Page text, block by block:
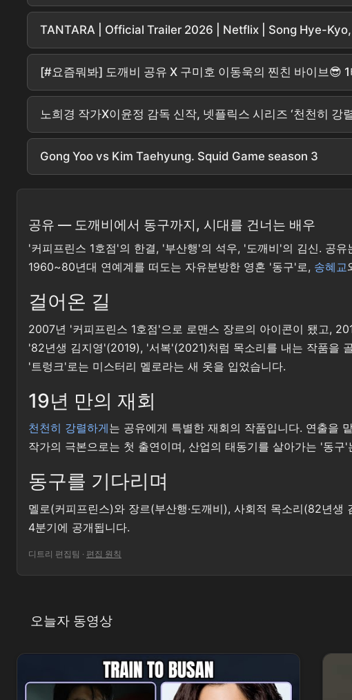
TANTARA | Official Trailer 2026 | Netflix | Song Hye-
[#요즘뭐봐] 도깨비 공유 X 구미호 이동욱의 찐친 바이브😎
노희경 작가X이윤정 감독 신작, 넷플릭스 시리즈 ‘천천히
Gong Yoo vs Kim Taehyung. Squid Game season 3
공유 — 도깨비에서 동구까지, 시대를 건너는 배우
'커피프린스 1호점'의 한결, '부산행'의 석우, '도깨비'의 김신. 공
1960~80년대 연예계를 떠도는 자유분방한 영혼 '동구'로, 송혜교
걸어온 길
2007년 '커피프린스 1호점'으로 로맨스 장르의 아이콘이 됐고,
'82년생 김지영'(2019), '서복'(2021)처럼 목소리를 내는 작품을
'트렁크'로는 미스터리 멜로라는 새 옷을 입었습니다.
19년 만의 재회
천천히 강렬하게는 공유에게 특별한 재회의 작품입니다. 연출을
작가의 극본으로는 첫 출연이며, 산업의 태동기를 살아가는 '동구'
동구를 기다리며
멜로(커피프린스)와 장르(부산행·도깨비), 사회적 목소리(82년
4분기에 공개됩니다.
디트리 편집팀 · 편집 원칙
오늘자 동영상